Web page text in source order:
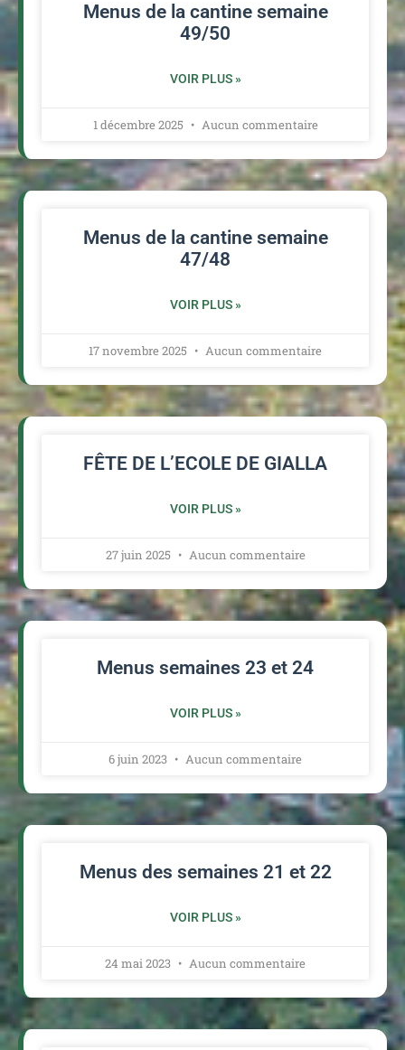
Menus de la cantine semaine
49/50
VOIR PLUS »
1 décembre 2025 Aucun commentaire
Menus de la cantine semaine
47/48
VOIR PLUS »
17 novembre 2025 Aucun commentaire
FÊTE DE L’ECOLE DE GIALLA
VOIR PLUS »
27 juin 2025 Aucun commentaire
Menus semaines 23 et 24
VOIR PLUS »
6 juin 2023 Aucun commentaire
Menus des semaines 21 et 22
VOIR PLUS »
24 mai 2023 Aucun commentaire